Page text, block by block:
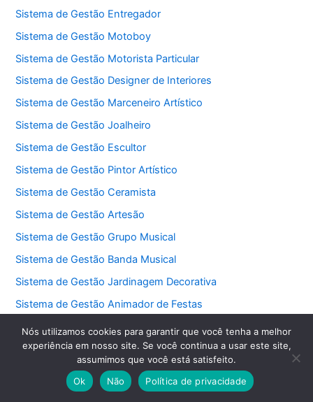
Sistema de Gestão Entregador
Sistema de Gestão Motoboy
Sistema de Gestão Motorista Particular
Sistema de Gestão Designer de Interiores
Sistema de Gestão Marceneiro Artístico
Sistema de Gestão Joalheiro
Sistema de Gestão Escultor
Sistema de Gestão Pintor Artístico
Sistema de Gestão Ceramista
Sistema de Gestão Artesão
Sistema de Gestão Grupo Musical
Sistema de Gestão Banda Musical
Sistema de Gestão Jardinagem Decorativa
Sistema de Gestão Animador de Festas
Sistema de Gestão Aluguel de Brinquedos
Sistema de Gestão Buffet
Sistema de Gestão Decorador de Festas
Sistema de Gestão Cerimonialista
Nós utilizamos cookies para garantir que você tenha a melhor
experiência em nosso site. Se você continua a usar este site,
assumimos que você está satisfeito.
Ok
Não Política de privacidade